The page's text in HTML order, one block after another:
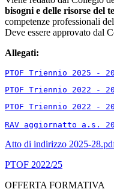
bisogni e delle risorse del
competenze professionali
Deve essere approvato dal
Allegati:
PTOF Triennio 2025 -
PTOF Triennio 2022 -
PTOF Triennio 2022 -
RAV aggiornatto a.s.
Atto di indirizzo 2025-
PTOF 2022/25
OFFERTA FORMATIVA